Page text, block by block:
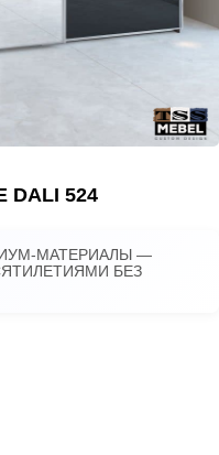
524
МАТЕРИАЛЫ —
БЕЗ